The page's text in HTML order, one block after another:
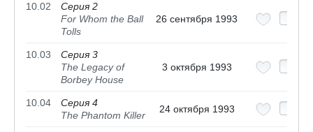
10.02
Серия 2
For Whom the Ball
Tolls
26 сентября 1993
10.03
Серия 3
The Legacy of
Borbey House
3 октября 1993
10.04
Серия 4
The Phantom Killer
24 октября 1993